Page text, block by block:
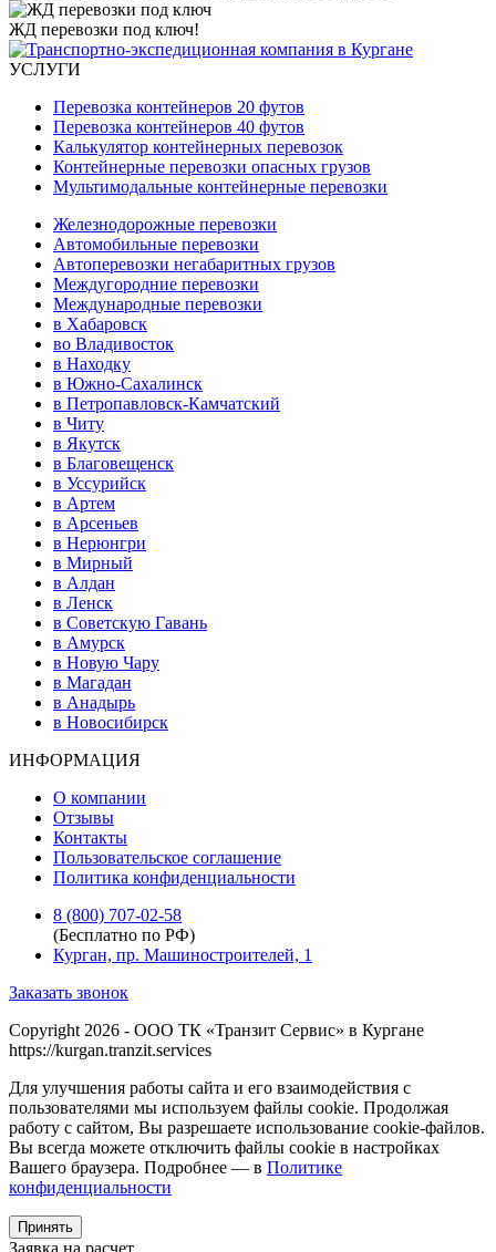
ЖД перевозки под ключ!
УСЛУГИ
Перевозка контейнеров 20 футов
Перевозка контейнеров 40 футов
Калькулятор контейнерных перевозок
Контейнерные перевозки опасных грузов
Мультимодальные контейнерные перевозки
Железнодорожные перевозки
Автомобильные перевозки
Автоперевозки негабаритных грузов
Междугородние перевозки
Международные перевозки
в Хабаровск
во Владивосток
в Находку
в Южно-Сахалинск
в Петропавловск-Камчатский
в Читу
в Якутск
в Благовещенск
в Уссурийск
в Артем
в Арсеньев
в Нерюнгри
в Мирный
в Алдан
в Ленск
в Советскую Гавань
в Амурск
в Новую Чару
в Магадан
в Анадырь
в Новосибирск
ИНФОРМАЦИЯ
О компании
Отзывы
Контакты
Пользовательское соглашение
Политика конфиденциальности
8 (800) 707-02-58
(Бесплатно по РФ)
Курган, пр. Машиностроителей, 1
Заказать звонок
Copyright 2026 - ООО ТК «Транзит Сервис» в Кургане
https://kurgan.tranzit.services
Для улучшения работы сайта и его взаимодействия с
пользователями мы используем файлы cookie. Продолжая
работу с сайтом, Вы разрешаете использование cookie-файлов.
Вы всегда можете отключить файлы cookie в настройках
Вашего браузера. Подробнее — в Политике
конфиденциальности
Принять
Заявка на расчет